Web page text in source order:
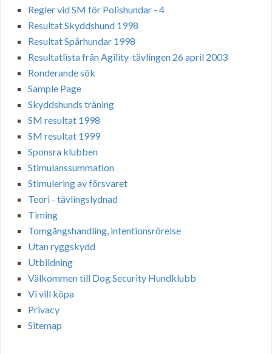
Regler vid SM för Polishundar - 4
Resultat Skyddshund 1998
Resultat Spårhundar 1998
Resultatlista från Agility-tävlingen 26 april 2003
Ronderande sök
Sample Page
Skyddshunds träning
SM resultat 1998
SM resultat 1999
Sponsra klubben
Stimulanssummation
Stimulering av försvaret
Teori - tävlingslydnad
Timing
Tomgångshandling, intentionsrörelse
Utan ryggskydd
Utbildning
Välkommen till Dog Security Hundklubb
Vi vill köpa
Privacy
Sitemap